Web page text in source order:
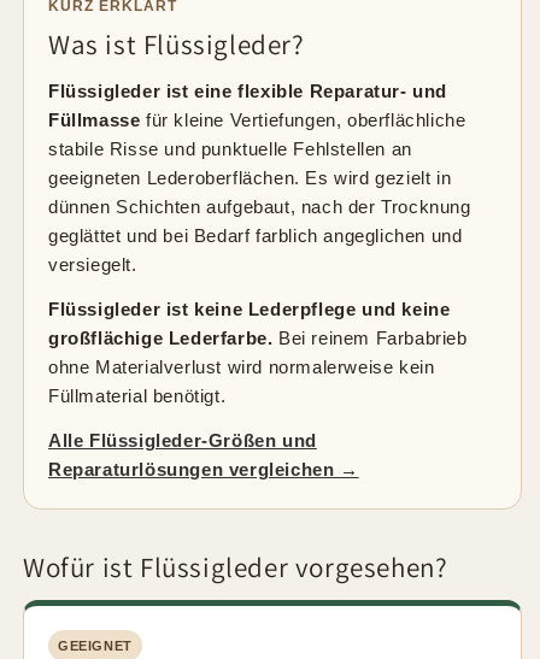
KURZ ERKLÄRT
Was ist Flüssigleder?
Flüssigleder ist eine flexible Reparatur- und
Füllmasse für kleine Vertiefungen, oberflächliche
stabile Risse und punktuelle Fehlstellen an
geeigneten Lederoberflächen. Es wird gezielt in
dünnen Schichten aufgebaut, nach der Trocknung
geglättet und bei Bedarf farblich angeglichen und
versiegelt.
Flüssigleder ist keine Lederpflege und keine
großflächige Lederfarbe. Bei reinem Farbabrieb
ohne Materialverlust wird normalerweise kein
Füllmaterial benötigt.
Alle Flüssigleder-Größen und
Reparaturlösungen vergleichen →
Wofür ist Flüssigleder vorgesehen?
GEEIGNET